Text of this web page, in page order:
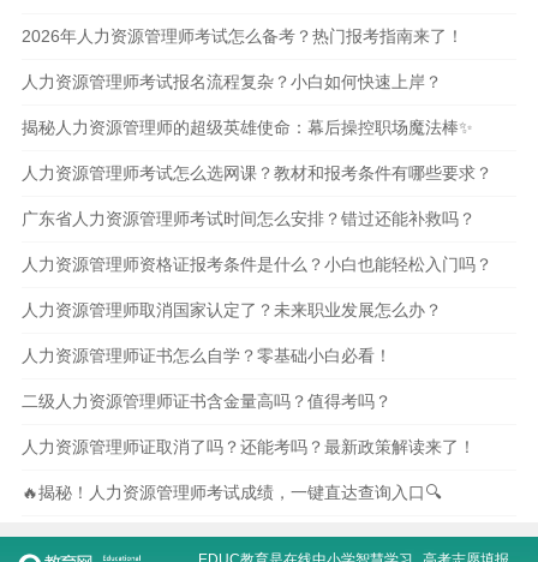
2026年人力资源管理师考试怎么备考？热门报考指南来了！
人力资源管理师考试报名流程复杂？小白如何快速上岸？
揭秘人力资源管理师的超级英雄使命：幕后操控职场魔法棒✨
人力资源管理师考试怎么选网课？教材和报考条件有哪些要求？
广东省人力资源管理师考试时间怎么安排？错过还能补救吗？
人力资源管理师资格证报考条件是什么？小白也能轻松入门吗？
人力资源管理师取消国家认定了？未来职业发展怎么办？
人力资源管理师证书怎么自学？零基础小白必看！
二级人力资源管理师证书含金量高吗？值得考吗？
人力资源管理师证取消了吗？还能考吗？最新政策解读来了！
🔥揭秘！人力资源管理师考试成绩，一键直达查询入口🔍